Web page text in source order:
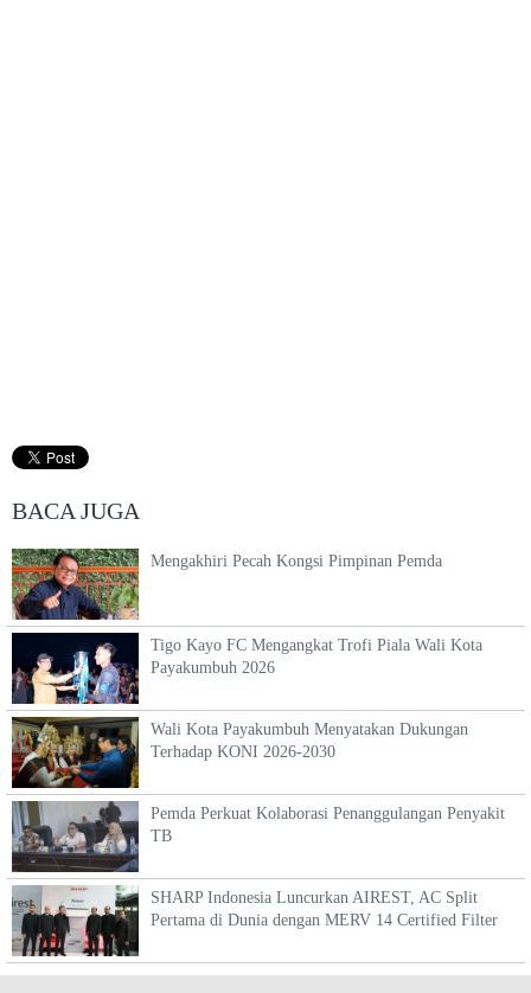
BACA JUGA
Mengakhiri Pecah Kongsi Pimpinan Pemda
Tigo Kayo FC Mengangkat Trofi Piala Wali Kota
Payakumbuh 2026
Wali Kota Payakumbuh Menyatakan Dukungan
Terhadap KONI 2026-2030
Pemda Perkuat Kolaborasi Penanggulangan Penyakit
TB
SHARP Indonesia Luncurkan AIREST, AC Split
Pertama di Dunia dengan MERV 14 Certified Filter